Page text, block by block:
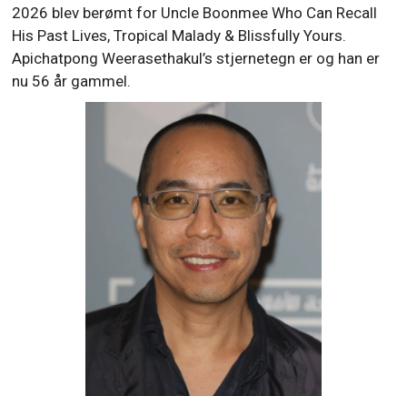
2026 blev berømt for Uncle Boonmee Who Can Recall
His Past Lives, Tropical Malady & Blissfully Yours.
Apichatpong Weerasethakul’s stjernetegn er og han er
nu 56 år gammel.